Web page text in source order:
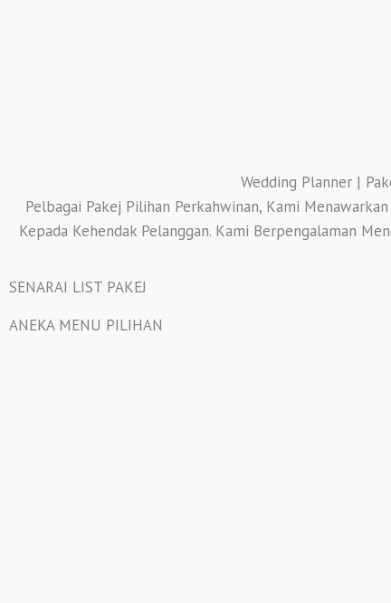
Wedding Planner |
Pelbagai Pakej Pilihan Perkahwinan, Kami
Kepada Kehendak Pelanggan. Kami Berpengalaman
SENARAI LIST PAKEJ
ANEKA MENU PILIHAN